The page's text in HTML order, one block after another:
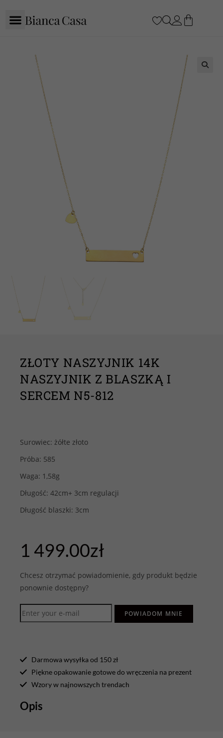
ZŁOTY NASZYJNIK 14K
NASZYJNIK Z BLASZKĄ I
SERCEM N5-812
Surowiec: żółte złoto
Próba: 585
Waga: 1,58g
Długość: 42cm+ 3cm regulacji
Długość blaszki: 3cm
1 499.00zł
Chcesz otrzymać powiadomienie, gdy produkt będzie
ponownie dostępny?
POWIADOM MNIE
Darmowa wysyłka od 150 zł
Piękne opakowanie gotowe do wręczenia na prezent
Wzory w najnowszych trendach
Opis